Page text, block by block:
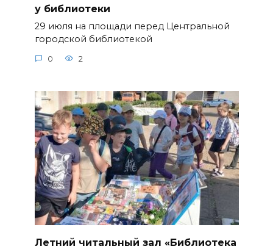
у библиотеки
29 июля на площади перед Центральной
городской библиотекой
0 2
Летний читальный зал «Библиотека